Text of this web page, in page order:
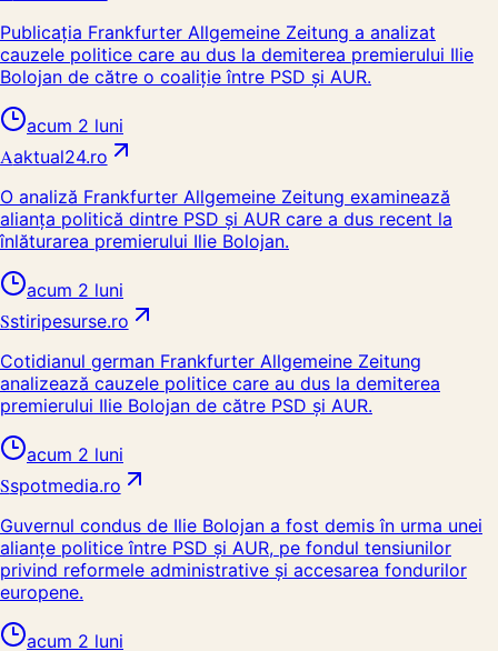
Publicația Frankfurter Allgemeine Zeitung a analizat
cauzele politice care au dus la demiterea premierului Ilie
Bolojan de către o coaliție între PSD și AUR.
acum 2 luni
Aaktual24.ro
O analiză Frankfurter Allgemeine Zeitung examinează
alianța politică dintre PSD și AUR care a dus recent la
înlăturarea premierului Ilie Bolojan.
acum 2 luni
Sstiripesurse.ro
Cotidianul german Frankfurter Allgemeine Zeitung
analizează cauzele politice care au dus la demiterea
premierului Ilie Bolojan de către PSD și AUR.
acum 2 luni
Sspotmedia.ro
Guvernul condus de Ilie Bolojan a fost demis în urma unei
alianțe politice între PSD și AUR, pe fondul tensiunilor
privind reformele administrative și accesarea fondurilor
europene.
acum 2 luni